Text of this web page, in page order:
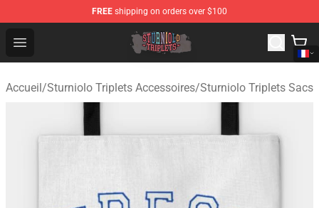
FREE shipping on orders over $100
Open menu
Sturniolo Triplets Shop - Official Sturniolo Triplets
Accueil/Sturniolo Triplets Accessoires/Sturniolo Triplets Sacs